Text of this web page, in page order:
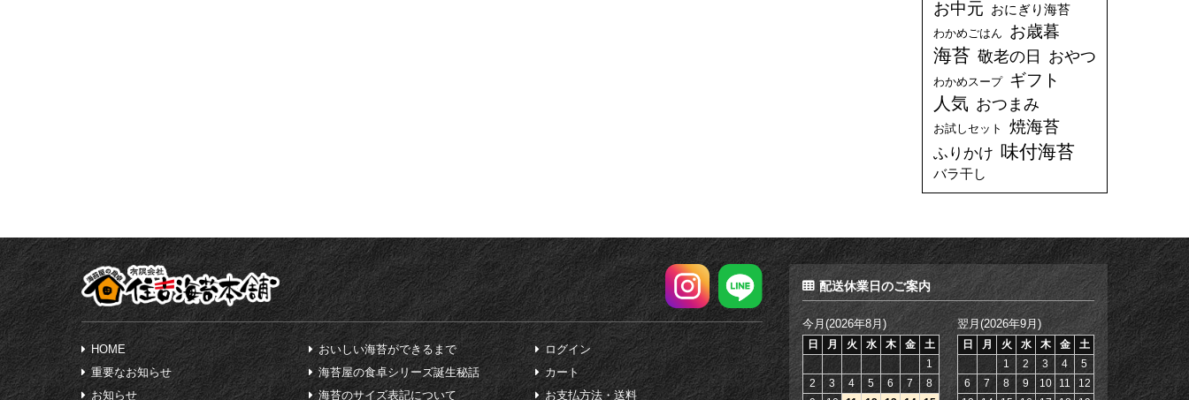
お中元 おにぎり海苔
わかめごはん お歳暮
海苔 敬老の日 おやつ
わかめスープ ギフト
人気 おつまみ
お試しセット 焼海苔
ふりかけ 味付海苔
バラ干し
HOME
重要なお知らせ
お知らせ
おいしい海苔ができるまで
海苔屋の食卓シリーズ誕生秘話
海苔のサイズ表記について
ログイン
カート
お支払方法・送料
配送休業日のご案内
今月(2026年8月)
日 月 火 水 木 金
土
1
2
3 4 5 6 7
8
翌月(2026年9月)
日 月 火 水 木 金
土
1
2 3 4
5
6
7 8 9 10 11
12